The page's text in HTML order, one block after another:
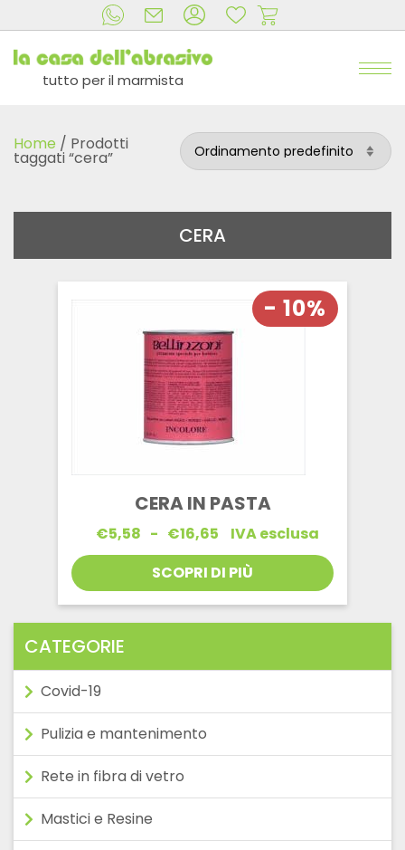
tutto per il marmista
Home / Prodotti
taggati “cera”
CERA
- 10%
CERA IN PASTA
€5,58 - €16,65Fascia
prezzo:
da
€5,58
a
€16,65
IVA esclusa
SCOPRI DI PIÙ
CATEGORIE
Covid-19
Pulizia e mantenimento
Rete in fibra di vetro
Mastici e Resine